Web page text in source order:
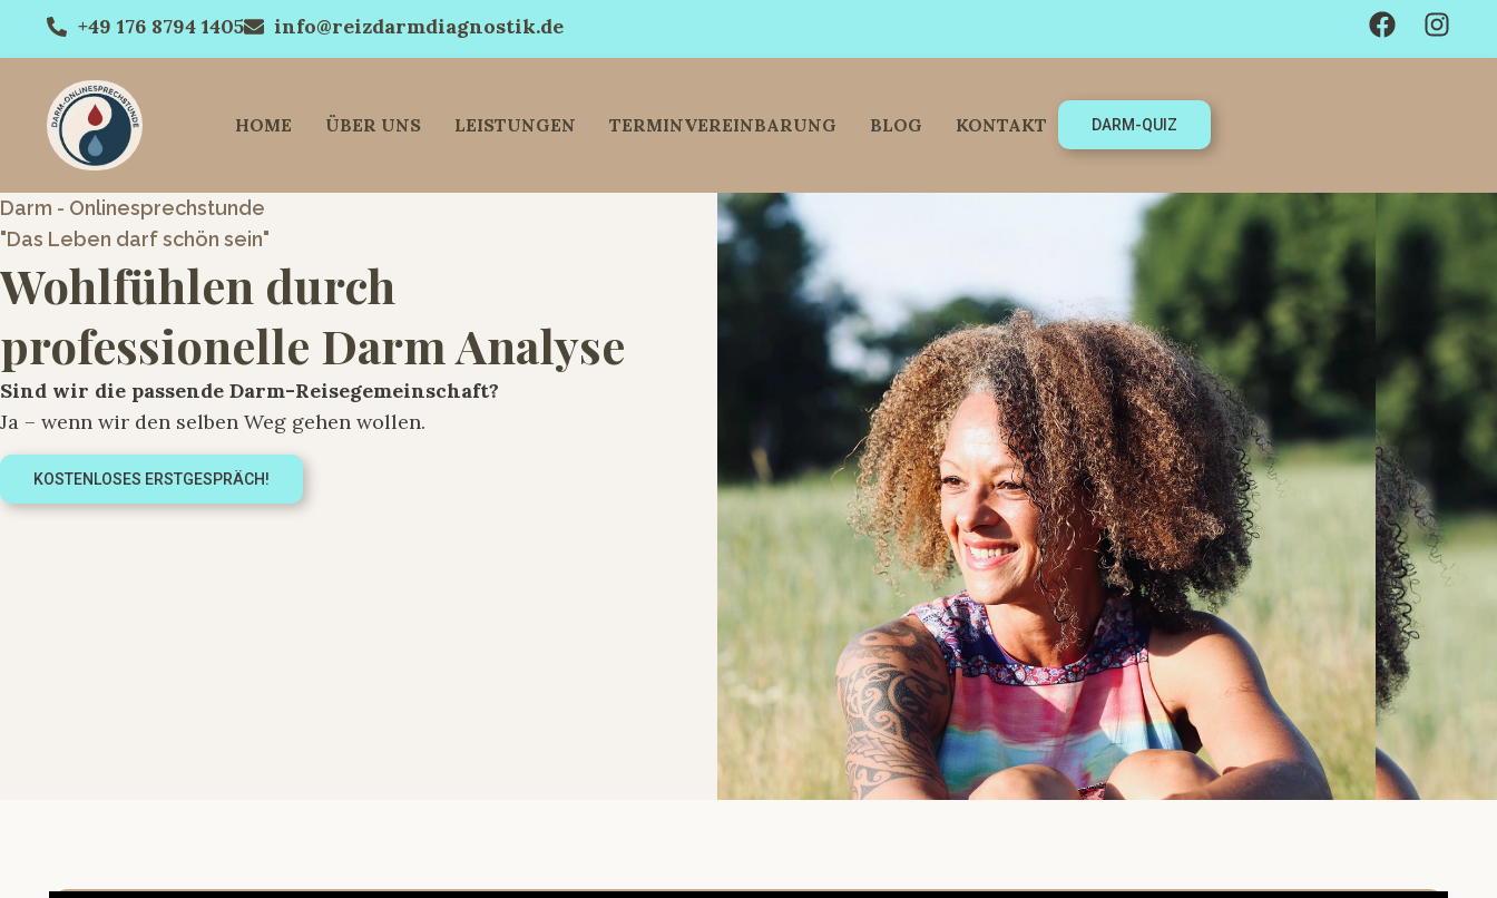
+49 176 8794 1405 info@reizdarmdiagnostik.de
HOME ÜBER UNS LEISTUNGEN TERMINVEREINBARUNG BLOG KONTAKT DARM-QUIZ
Darm - Onlinesprechstunde
"Das Leben darf schön sein"
Wohlfühlen durch
professionelle Darm Analyse
Sind wir die passende Darm-Reisegemeinschaft?
Ja – wenn wir den selben Weg gehen wollen.
KOSTENLOSES ERSTGESPRÄCH!